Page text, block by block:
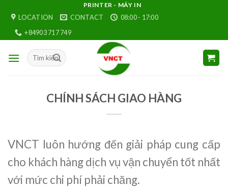
content
PRINTER - MÁY IN
LOCATION CONTACT
08:00 - 17:00
+84903 717 749
CHÍNH SÁCH GIAO HÀNG
VNCT luôn hướng đến giải pháp cung cấp
cho khách hàng dịch vụ vận chuyển tốt nhất
với mức chi phí phải chăng.